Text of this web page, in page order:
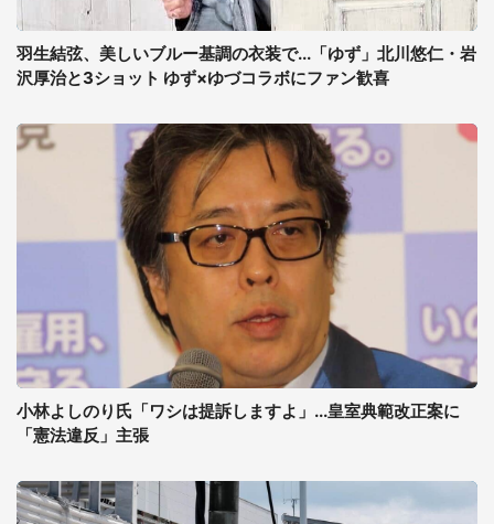
羽生結弦、美しいブルー基調の衣装で...「ゆず」北川悠仁・岩
沢厚治と3ショット ゆず×ゆづコラボにファン歓喜
小林よしのり氏「ワシは提訴しますよ」...皇室典範改正案に
「憲法違反」主張